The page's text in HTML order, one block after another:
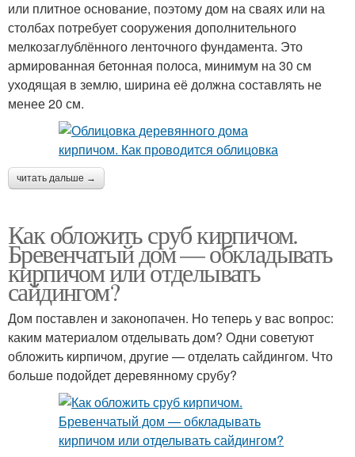
или плитное основание, поэтому дом на сваях или на
столбах потребует сооружения дополнительного
мелкозаглублённого ленточного фундамента. Это
армированная бетонная полоса, минимум на 30 см
уходящая в землю, ширина её должна составлять не
менее 20 см.
читать дальше →
Как обложить сруб кирпичом.
Бревенчатый дом — обкладывать
кирпичом или отделывать
сайдингом?
Дом поставлен и законопачен. Но теперь у вас вопрос:
каким материалом отделывать дом? Одни советуют
обложить кирпичом, другие — отделать сайдингом. Что
больше подойдет деревянному срубу?